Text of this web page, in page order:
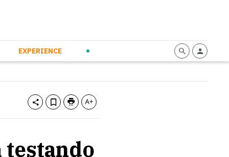
EXPERIENCE
testando